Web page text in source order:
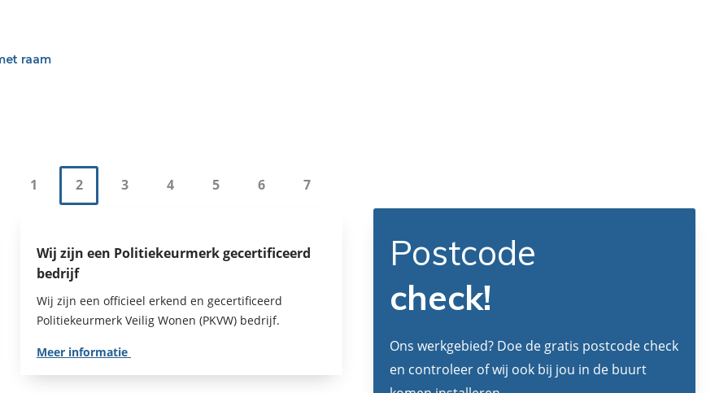
1 2 3 4 5 6 7
Wij zijn een Politiekeurmerk gecertificeerd
bedrijf
Wij zijn een officieel erkend en gecertificeerd
Politiekeurmerk Veilig Wonen (PKVW) bedrijf.
Meer informatie
Postcode
check!
Ons werkgebied? Doe de gratis postcode check
en controleer of wij ook bij jou in de buurt